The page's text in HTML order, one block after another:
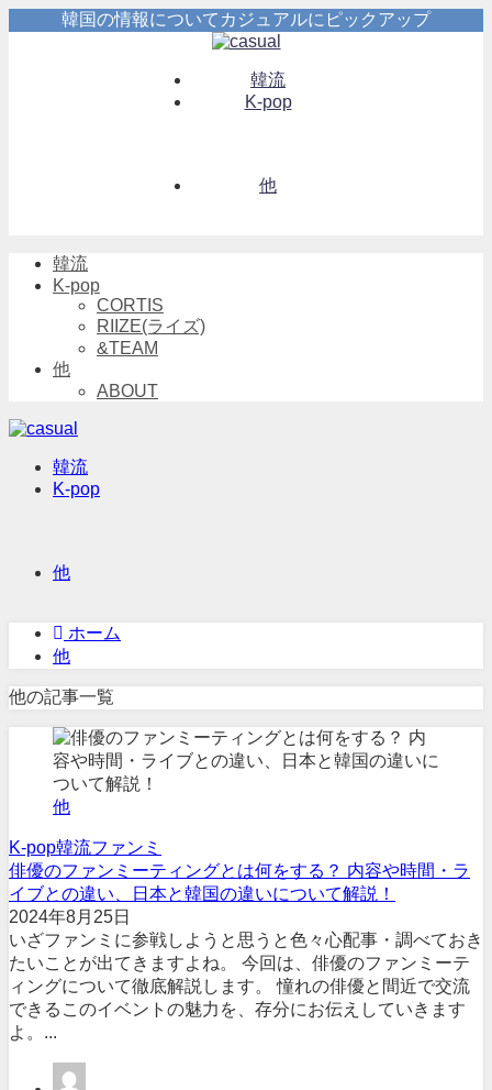
韓国の情報についてカジュアルにピックアップ
韓流
K-pop
他
韓流
K-pop
CORTIS
RIIZE(ライズ)
&TEAM
他
ABOUT
韓流
K-pop
他
ホーム
他
他の記事一覧
他
K-pop韓流ファンミ
俳優のファンミーティングとは何をする？ 内容や時間・ラ
イブとの違い、日本と韓国の違いについて解説！
2024年8月25日
いざファンミに参戦しようと思うと色々心配事・調べておき
たいことが出てきますよね。 今回は、俳優のファンミーテ
ィングについて徹底解説します。 憧れの俳優と間近で交流
できるこのイベントの魅力を、存分にお伝えしていきます
よ。...